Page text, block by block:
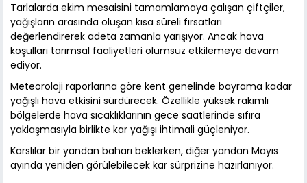
Tarlalarda ekim mesaisini tamamlamaya çalışan çiftçiler,
yağışların arasında oluşan kısa süreli fırsatları
değerlendirerek adeta zamanla yarışıyor. Ancak hava
koşulları tarımsal faaliyetleri olumsuz etkilemeye devam
ediyor.
Meteoroloji raporlarına göre kent genelinde bayrama kadar
yağışlı hava etkisini sürdürecek. Özellikle yüksek rakımlı
bölgelerde hava sıcaklıklarının gece saatlerinde sıfıra
yaklaşmasıyla birlikte kar yağışı ihtimali güçleniyor.
Karslılar bir yandan baharı beklerken, diğer yandan Mayıs
ayında yeniden görülebilecek kar sürprizine hazırlanıyor.